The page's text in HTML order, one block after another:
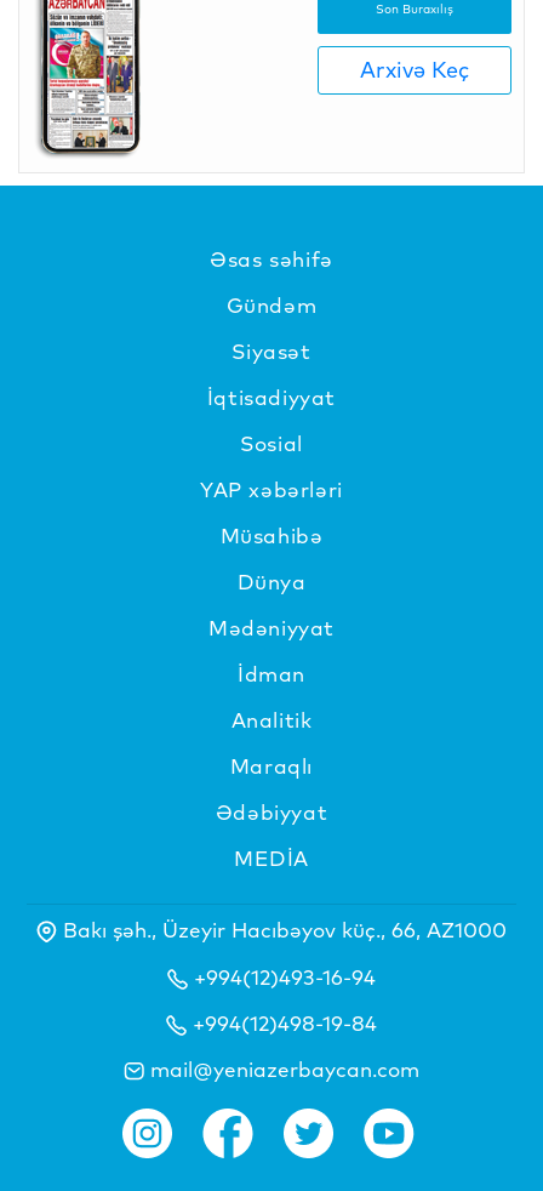
Son Buraxılış
Arxivə Keç
Əsas səhifə
Gündəm
Siyasət
İqtisadiyyat
Sosial
YAP xəbərləri
Müsahibə
Dünya
Mədəniyyat
İdman
Analitik
Maraqlı
Ədəbiyyat
MEDİA
Bakı şəh., Üzeyir Hacıbəyov küç., 66, AZ1000
+994(12)493-16-94
+994(12)498-19-84
mail@yeniazerbaycan.com